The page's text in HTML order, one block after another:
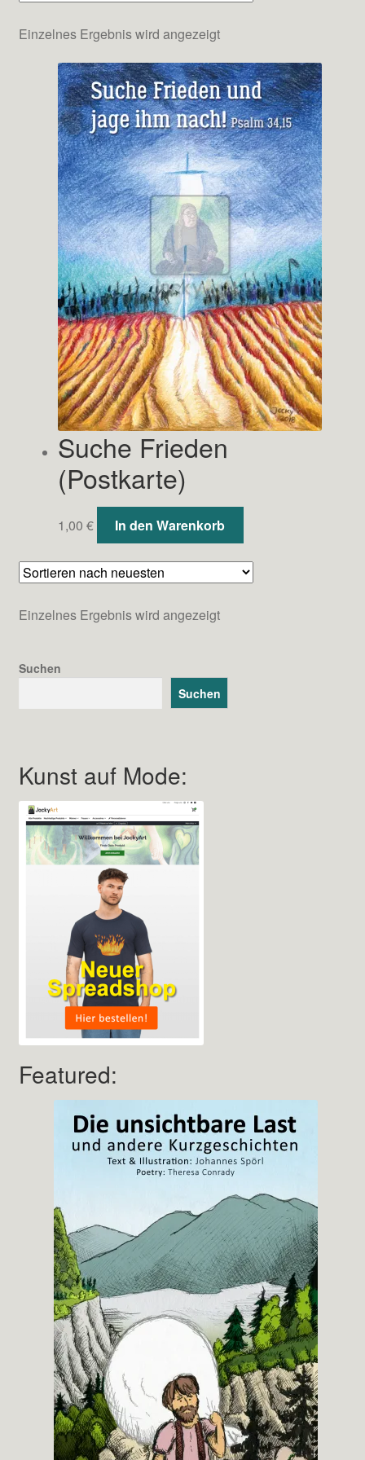
Testimonials
Kontakt
Einzelnes Ergebnis wird angezeigt
Suche Frieden
(Postkarte)
1,00 € In den Warenkorb
Einzelnes Ergebnis wird angezeigt
Suchen
Suchen
Kunst auf Mode:
Featured: